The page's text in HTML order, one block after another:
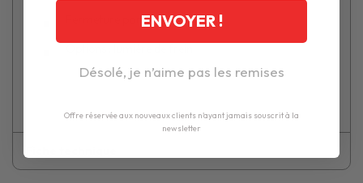
Fermeture par pression
ENVOYER !
Désolé, je n’aime pas les remises
Offre réservée aux nouveaux clients n'ayant jamais souscrit à la
newsletter